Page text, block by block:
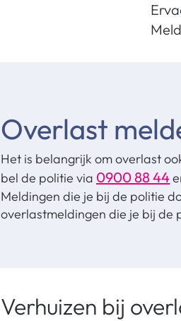
Overlast
Het is belangrijk om overlast
bel de politie via 0900 88 44
Meldingen die je bij de politie
overlastmeldingen die je bij de
Verhuizen bij